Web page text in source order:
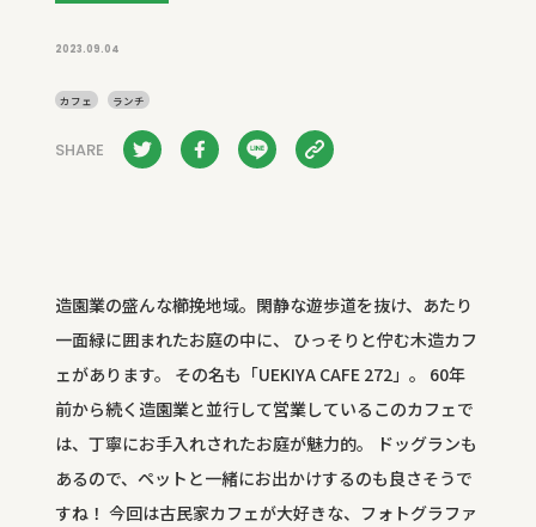
2023.09.04
カフェ ランチ
SHARE
造園業の盛んな櫛挽地域。閑静な遊歩道を抜け、あたり
一面緑に囲まれたお庭の中に、 ひっそりと佇む木造カフ
ェがあります。 その名も「UEKIYA CAFE 272」。 60年
前から続く造園業と並行して営業しているこのカフェで
は、丁寧にお手入れされたお庭が魅力的。 ドッグランも
あるので、ペットと一緒にお出かけするのも良さそうで
すね！ 今回は古民家カフェが大好きな、フォトグラファ